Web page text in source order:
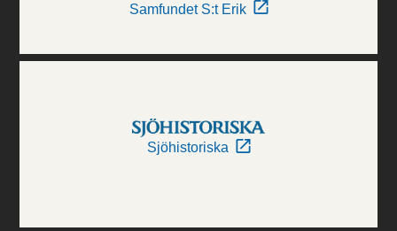
Samfundet S:t Erik
Sjöhistoriska